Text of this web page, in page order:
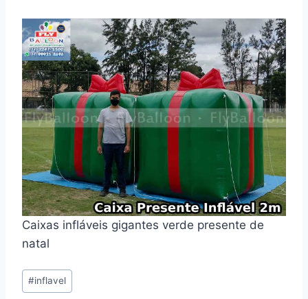
Caixas infláveis gigantes verde presente de
natal
Tags
do
#inflavel